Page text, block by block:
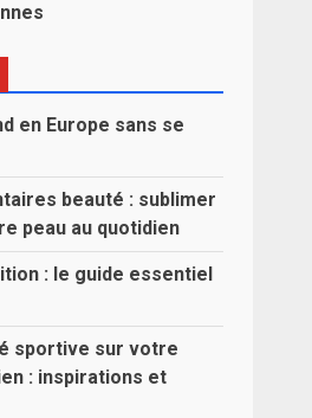
en Europe sans se
beauté : sublimer
peau au quotidien
: le guide essentiel
sportive sur votre
: inspirations et